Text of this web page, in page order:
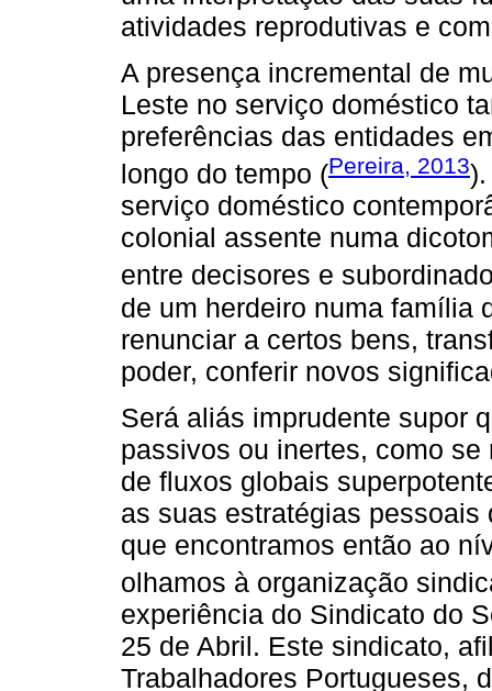
atividades reprodutivas e
A presença incremental de
Leste no serviço doméstico
preferências das entidades
longo do tempo (Pereira, 2013
serviço doméstico
colonial assente numa
entre decisores e
de um herdeiro numa família
renunciar a certos bens,
poder, conferir novos
Será aliás imprudente supor
passivos ou inertes, como
de fluxos globais
as suas estratégias
que encontramos então ao
olhamos à organização
experiência do Sindicato do
25 de Abril. Este sindicato,
Trabalhadores Portugueses,